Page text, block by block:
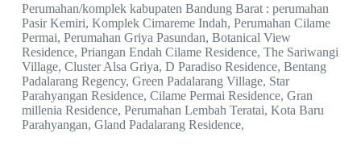
Perumahan/komplek kabupaten Bandung Barat : perumahan
Pasir Kemiri, Komplek Cimareme Indah, Perumahan Cilame
Permai, Perumahan Griya Pasundan, Botanical View
Residence, Priangan Endah Cilame Residence, The Sariwangi
Village, Cluster Alsa Griya, D Paradiso Residence, Bentang
Padalarang Regency, Green Padalarang Village, Star
Parahyangan Residence, Cilame Permai Residence, Gran
millenia Residence, Perumahan Lembah Teratai, Kota Baru
Parahyangan, Gland Padalarang Residence,